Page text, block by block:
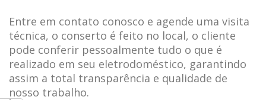
Entre em contato conosco e agende uma visita
técnica, o conserto é feito no local, o cliente
pode conferir pessoalmente tudo o que é
realizado em seu eletrodoméstico, garantindo
assim a total transparência e qualidade de
nosso trabalho.